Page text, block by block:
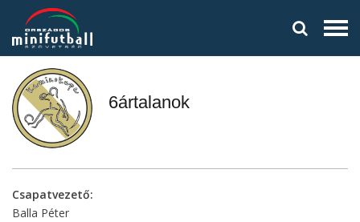
6ártalanok
Csapatvezető:
Balla Péter